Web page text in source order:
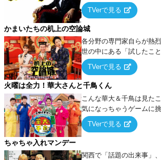
ーム』をベースに、大喜
ケ・歌…など様々なお題で
タを競い合う！
TVerで見る
かまいたちの机上の空論城
各分野の専門家自らが熱
世の中にある「試したこ
みたらこうなる！…ハズ」
論”に若手芸人らがカラダ
TVerで見る
火曜は全力！華大さんと千鳥くん
こんな華大＆千鳥は見た
気になっちゃうゲームに
ー！
TVerで見る
ちゃちゃ入れマンデー
関西で「話題の出来事」